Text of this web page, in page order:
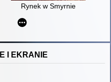
Rynek w Smyrnie
I EKRANIE